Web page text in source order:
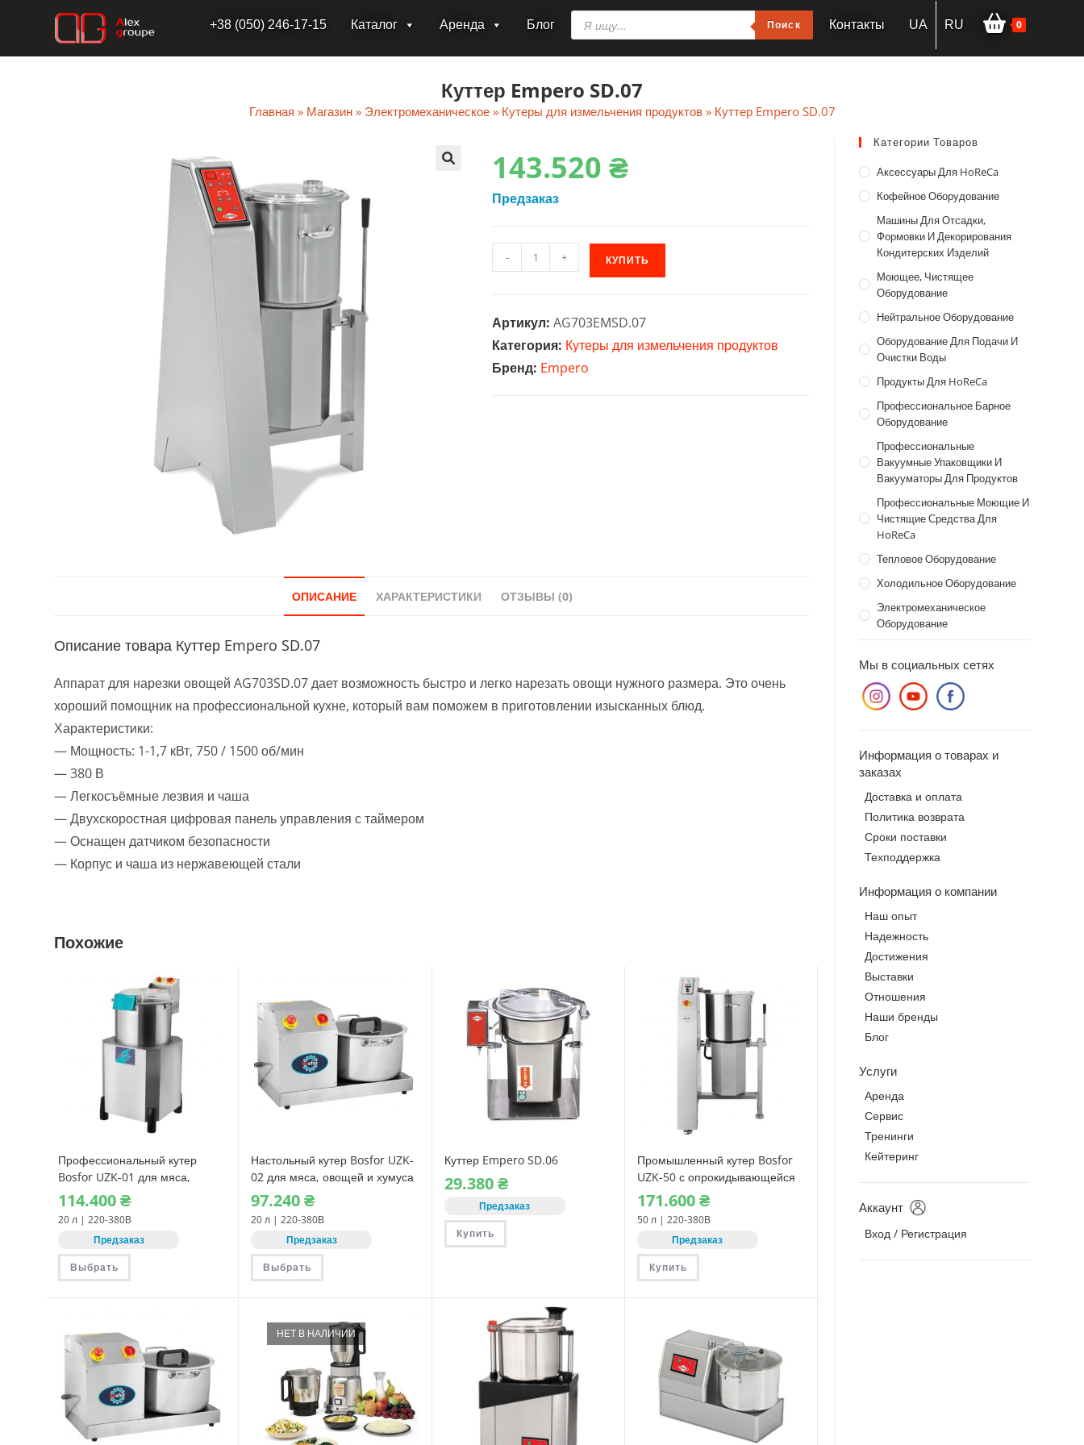
+38 (050) 246-17-15 Каталог Аренда Блог
Поиск
товаров Поиск Контакты UA RU 0
Куттер Empero SD.07
Главная » Магазин» Электромеханическое» Кутеры для измельчения продуктов» Куттер Empero SD.07
143.520₴
Предзаказ
Количество
товара
SD.07
- + КУПИТЬ
Артикул:AG703EMSD.07
Категория: Кутеры для измельчения продуктов
Бренд: Empero
ОПИСАНИЕ ХАРАКТЕРИСТИКИ ОТЗЫВЫ (0)
Описание товара Куттер Empero SD.07
Аппарат для нарезки овощей AG703SD.07 дает возможность быстро и легко нарезать овощи нужного размера. Это очень
хороший помощник на профессиональной кухне, который вам поможем в приготовлении изысканных блюд.
Характеристики:
— Мощность: 1-1,7 кВт, 750 / 1500 об/мин
— 380 В
— Легкосъёмные лезвия и чаша
— Двухскоростная цифровая панель управления с таймером
— Оснащен датчиком безопасности
— Корпус и чаша из нержавеющей стали
Похожие
Профессиональный кутер
Bosfor UZK-01 для мяса,
овощей и хумуса (20 л)
114.400₴
20 л | 220-380В
Предзаказ
Выбрать
Этот
имеет
выбрать
на
странице
товара.
Настольный кутер Bosfor UZK-
02 для мяса, овощей и хумуса
(20 л)
97.240₴
20 л | 220-380В
Предзаказ
Выбрать
Этот
имеет
можно
выбрать
на
странице
товара.
Куттер Empero SD.06
29.380₴
Предзаказ
Купить
Промышленный кутер Bosfor
UZK-50 с опрокидывающейся
чашей (50 л)
171.600₴
50 л | 220-380В
Предзаказ
Купить
НЕТ В НАЛИЧИИ
Категории Товаров
Аксессуары Для HoReCa
Кофейное Оборудование
Машины Для Отсадки,
Формовки И Декорирования
Кондитерских Изделий
Моющее, Чистящее
Оборудование
Нейтральное Оборудование
Оборудование Для Подачи И
Очистки Воды
Продукты Для HoReCa
Профессиональное Барное
Оборудование
Профессиональные
Вакуумные Упаковщики И
Вакууматоры Для Продуктов
Профессиональные Моющие И
Чистящие Средства Для
HoReCa
Тепловое Оборудование
Холодильное Оборудование
Электромеханическое
Оборудование
Мы в социальных сетях
Информация о товарах и
заказах
Доставка и оплата
Политика возврата
Сроки поставки
Техподдержка
Информация о компании
Наш опыт
Надежность
Достижения
Выставки
Отношения
Наши бренды
Блог
Услуги
Аренда
Сервис
Тренинги
Кейтеринг
Аккаунт
Вход / Регистрация